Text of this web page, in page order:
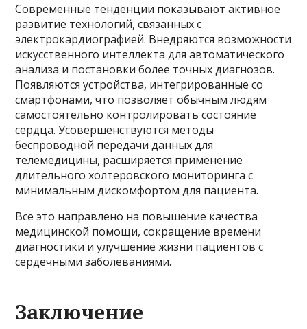
Современные тенденции показывают активное
развитие технологий, связанных с
электрокардиографией. Внедряются возможности
искусственного интеллекта для автоматического
анализа и постановки более точных диагнозов.
Появляются устройства, интегрированные со
смартфонами, что позволяет обычным людям
самостоятельно контролировать состояние
сердца. Усовершенствуются методы
беспроводной передачи данных для
телемедицины, расширяется применение
длительного холтеровского мониторинга с
минимальным дискомфортом для пациента.
Все это направлено на повышение качества
медицинской помощи, сокращение времени
диагностики и улучшение жизни пациентов с
сердечными заболеваниями.
Заключение